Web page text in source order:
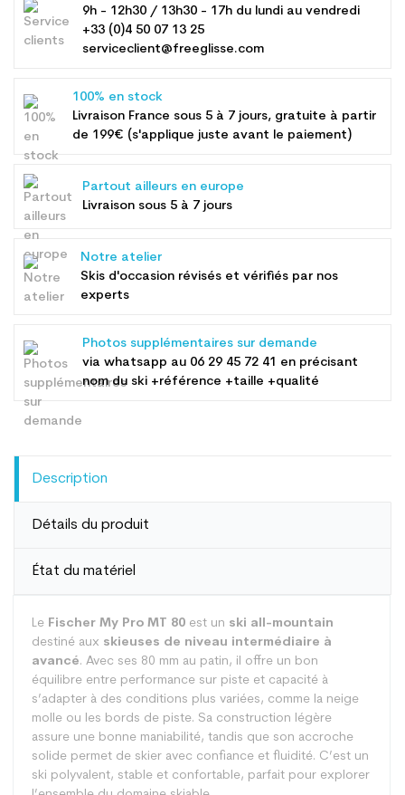
9h - 12h30 / 13h30 - 17h du lundi au vendredi
+33 (0)4 50 07 13 25
serviceclient@freeglisse.com
100% en stock
Livraison France sous 5 à 7 jours, gratuite à partir
de 199€ (s'applique juste avant le paiement)
Partout ailleurs en europe
Livraison sous 5 à 7 jours
Notre atelier
Skis d'occasion révisés et vérifiés par nos
experts
Photos supplémentaires sur demande
via whatsapp au 06 29 45 72 41 en précisant
nom du ski +référence +taille +qualité
Description
Détails du produit
État du matériel
Le Fischer My Pro MT 80 est un ski all-mountain
destiné aux skieuses de niveau intermédiaire à
avancé. Avec ses 80 mm au patin, il offre un bon
équilibre entre performance sur piste et capacité à
s’adapter à des conditions plus variées, comme la neige
molle ou les bords de piste. Sa construction légère
assure une bonne maniabilité, tandis que son accroche
solide permet de skier avec confiance et fluidité. C’est un
ski polyvalent, stable et confortable, parfait pour explorer